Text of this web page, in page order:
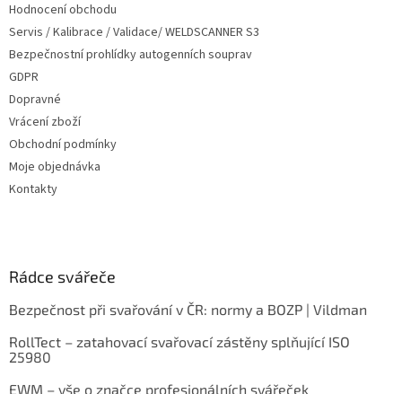
Hodnocení obchodu
Servis / Kalibrace / Validace/ WELDSCANNER S3
Bezpečnostní prohlídky autogenních souprav
GDPR
Dopravné
Vrácení zboží
Obchodní podmínky
Moje objednávka
Kontakty
Rádce svářeče
Bezpečnost při svařování v ČR: normy a BOZP | Vildman
RollTect – zatahovací svařovací zástěny splňující ISO
25980
EWM – vše o značce profesionálních svářeček